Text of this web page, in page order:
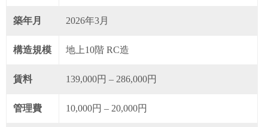
築年月 2026年3月
構造規模 地上10階 RC造
賃料 139,000円 – 286,000円
管理費 10,000円 – 20,000円